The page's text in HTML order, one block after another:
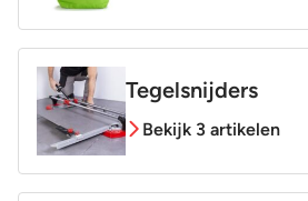
Tegelsnijders
Bekijk 3 artikelen